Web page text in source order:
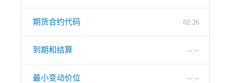
期货合约代码 02:26
到期和结算 --:--
最小变动价位 --:--